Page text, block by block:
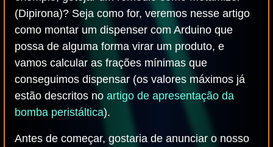
(Dipirona)? Seja como for, veremos nesse artigo
como montar um dispenser com Arduino que
possa de alguma forma virar um produto, e
vamos calcular as frações mínimas que
conseguimos dispensar (os valores máximos já
estão descritos no artigo de apresentação da
bomba peristáltica).
Antes de começar, gostaria de anunciar o nosso